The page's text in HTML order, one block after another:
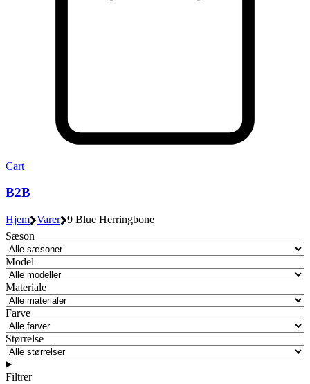
Cart
B2B
Hjem Varer 9 Blue Herringbone
Sæson
Model
Materiale
Farve
Størrelse
Filtrer